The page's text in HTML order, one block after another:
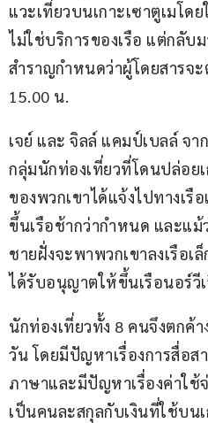
แวะเที่ยวบนเกาะเซาตูเมโด
ไม่ใช่บริการของเรือ แต่กลับ
สำราญกำหนดว่าผู้โดยสารจ
15.00 น.
เจย์ และ จิลล์ แคมป์เบลล์ จา
กลุ่มนักท่องเที่ยวที่โดนปล่อย
ของพวกเขาได้แจ้งไปทางเรื
ขึ้นเรือช้ากว่ากำหนด และแ
ชายฝั่งจะพาพวกเขาลงเรือเ
ได้รับอนุญาตให้ขึ้นเรือนอร์วี
นักท่องเที่ยวทั้ง 8 คนจึงตกค้
วัน โดยมีปัญหาเรื่องการสื่อส
ภาษาและมีปัญหาเรื่องค่าใช้
เป็นคนละสกุลกับเงินที่ใช้บนเ